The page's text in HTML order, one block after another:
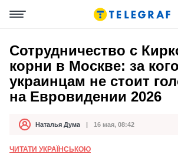
Сотрудничество с
корни в Москве: за кого
украинцам не стоит
на Евровидении 2026
АвторНаталья Дума
Дата публикации 16 мая, 08:42
ЧИТАТИ УКРАЇНСЬКОЮ